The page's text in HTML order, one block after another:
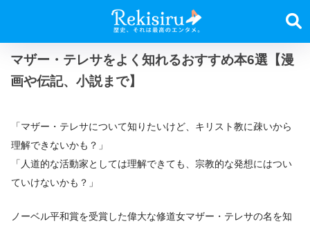
マザー・テレサをよく知れるおすすめ本6選【漫
画や伝記、小説まで】
「マザー・テレサについて知りたいけど、キリスト教に疎いから
理解できないかも？」
「人道的な活動家としては理解できても、宗教的な発想にはつい
ていけないかも？」
ノーベル平和賞を受賞した偉大な修道女マザー・テレサの名を知